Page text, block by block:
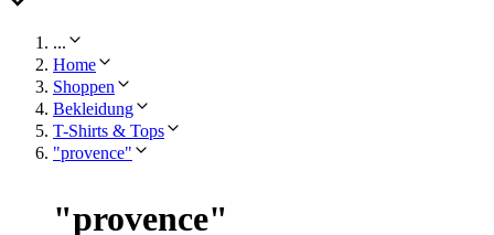
...
Home
Shoppen
Bekleidung
T-Shirts & Tops
"provence"
"provence"